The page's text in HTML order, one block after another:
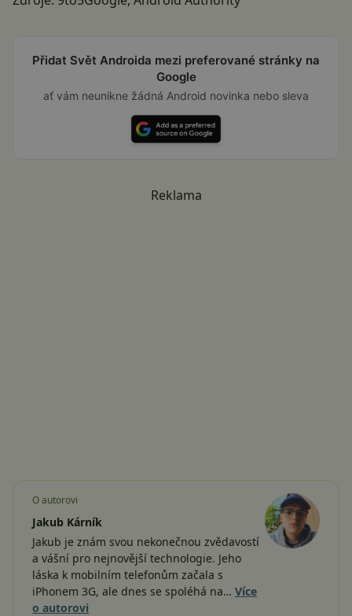
Přidat Svět Androida mezi preferované stránky na
Google
ať vám neunikne žádná Android novinka nebo sleva
Reklama
O autorovi
Jakub Kárník
Jakub je znám svou nekonečnou zvědavostí
a vášní pro nejnovější technologie. Jeho
láska k mobilním telefonům začala s
iPhonem 3G, ale dnes se spoléhá na… Více
o autorovi